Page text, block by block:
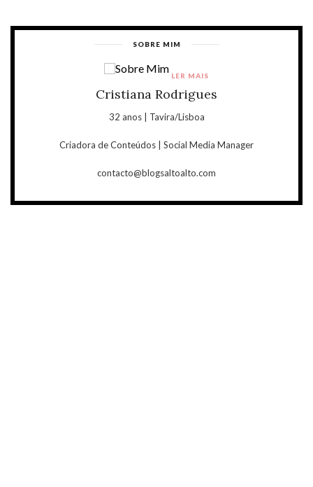
SOBRE MIM
Cristiana Rodrigues
32 anos | Tavira/Lisboa
Criadora de Conteúdos | Social Media Manager
contacto@blogsaltoalto.com
LER MAIS